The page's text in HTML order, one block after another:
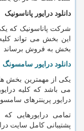
دانلود درایور پاناسونیک
شرکت پاناسونیک که
این بخش می تواند
بخش به فروش برساند
دانلود درایور سامسونگ
یکی از مهمترین بخش
می باشد که کلیه
درایور پرینترهای
تمامی درایورهایی
پشتیبانی کامل سایت